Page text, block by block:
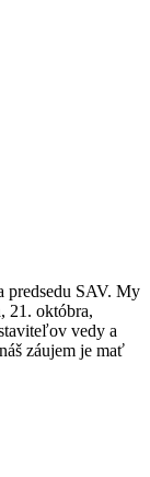
predsedu SAV. My
21. októbra,
vedy a
záujem je mať